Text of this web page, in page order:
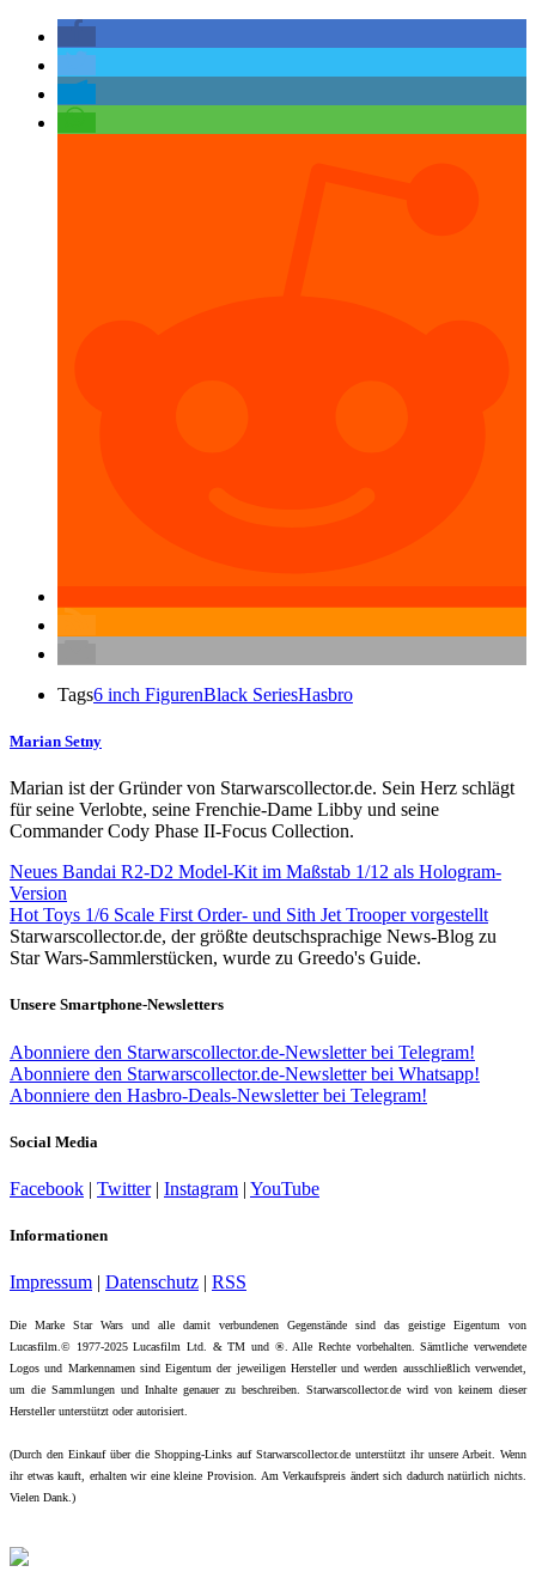
Tags6 inch FigurenBlack SeriesHasbro
Marian Setny
Marian ist der Gründer von Starwarscollector.de. Sein Herz schlägt
für seine Verlobte, seine Frenchie-Dame Libby und seine
Commander Cody Phase II-Focus Collection.
Neues Bandai R2-D2 Model-Kit im Maßstab 1/12 als Hologram-
Version
Hot Toys 1/6 Scale First Order- und Sith Jet Trooper vorgestellt
Starwarscollector.de, der größte deutschsprachige News-Blog zu
Star Wars-Sammlerstücken, wurde zu Greedo's Guide.
Unsere Smartphone-Newsletters
Abonniere den Starwarscollector.de-Newsletter bei Telegram!
Abonniere den Starwarscollector.de-Newsletter bei Whatsapp!
Abonniere den Hasbro-Deals-Newsletter bei Telegram!
Social Media
Facebook | Twitter| Instagram | YouTube
Informationen
Impressum | Datenschutz | RSS
Die Marke Star Wars und alle damit verbundenen Gegenstände sind das geistige Eigentum von
Lucasfilm.© 1977-2025 Lucasfilm Ltd. & TM und ®. Alle Rechte vorbehalten. Sämtliche verwendete
Logos und Markennamen sind Eigentum der jeweiligen Hersteller und werden ausschließlich verwendet,
um die Sammlungen und Inhalte genauer zu beschreiben. Starwarscollector.de wird von keinem dieser
Hersteller unterstützt oder autorisiert.
(Durch den Einkauf über die Shopping-Links auf Starwarscollector.de unterstützt ihr unsere Arbeit. Wenn
ihr etwas kauft, erhalten wir eine kleine Provision. Am Verkaufspreis ändert sich dadurch natürlich nichts.
Vielen Dank.)